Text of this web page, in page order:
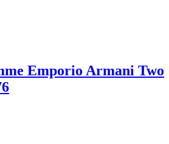
Emporio Armani Two